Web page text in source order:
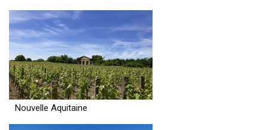
Nouvelle Aquitaine